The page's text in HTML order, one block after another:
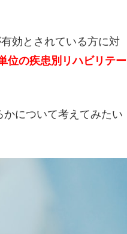
効とされている方に対
位の疾患別リハビリテー
について考えてみたい